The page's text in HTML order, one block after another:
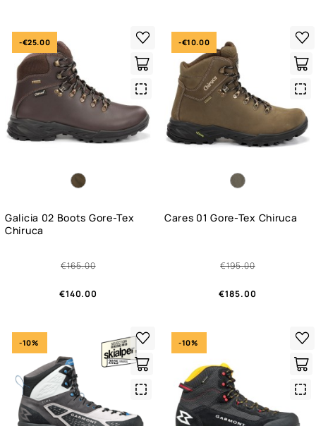
Galicia 02 Boots Gore-Tex
Chiruca
€140.00
€165.00
Quick
View
-€25.00
Cares 01 Gore-Tex Chiruca
€185.00
€195.00
-€10.00
Quick
-10% -10%